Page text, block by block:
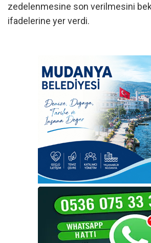
zedelenmesine son verilmesini
ifadelerine yer verdi.